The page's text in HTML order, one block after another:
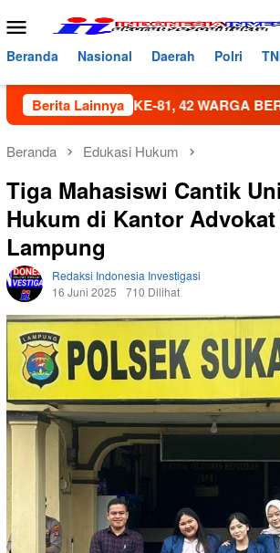
ke
konten
Menu
Mobile
Beranda Nasional Daerah Polri
Berita Lainnya
RI KE-81, 42 WARGA BERHASIL
Beranda Edukasi Hukum
Tiga Mahasiswi Cantik
Hukum di Kantor
Lampung
Redaksi Indonesia Investigasi
16 Juni 2025
710 Dilihat